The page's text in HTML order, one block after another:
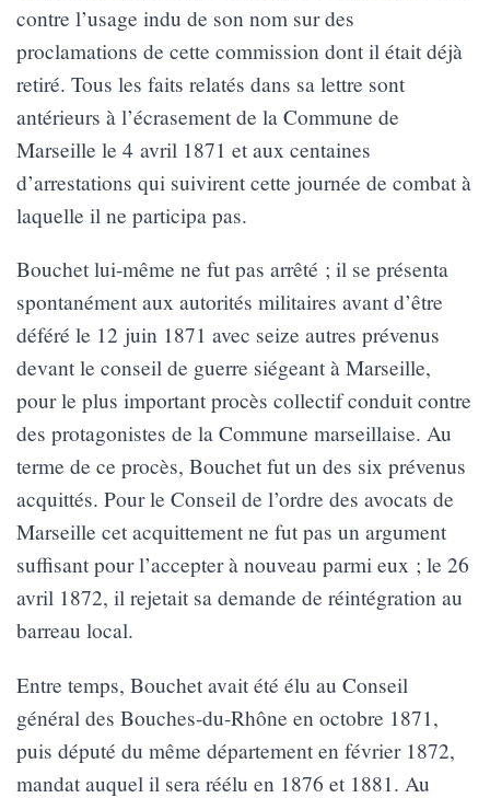
contre l’usage indu de son nom sur des
proclamations de cette commission dont il était déjà
retiré. Tous les faits relatés dans sa lettre sont
antérieurs à l’écrasement de la Commune de
Marseille le 4 avril 1871 et aux centaines
d’arrestations qui suivirent cette journée de combat à
laquelle il ne participa pas.
Bouchet lui-même ne fut pas arrêté ; il se présenta
spontanément aux autorités militaires avant d’être
déféré le 12 juin 1871 avec seize autres prévenus
devant le conseil de guerre siégeant à Marseille,
pour le plus important procès collectif conduit contre
des protagonistes de la Commune marseillaise. Au
terme de ce procès, Bouchet fut un des six prévenus
acquittés. Pour le Conseil de l’ordre des avocats de
Marseille cet acquittement ne fut pas un argument
suffisant pour l’accepter à nouveau parmi eux ; le 26
avril 1872, il rejetait sa demande de réintégration au
barreau local.
Entre temps, Bouchet avait été élu au Conseil
général des Bouches-du-Rhône en octobre 1871,
puis député du même département en février 1872,
mandat auquel il sera réélu en 1876 et 1881. Au